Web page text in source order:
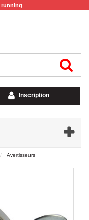
running
Inscription
Avertisseurs